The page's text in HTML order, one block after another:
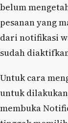
belum
pesanan yang
dari notifikasi
sudah
Untuk cara
untuk
membuka